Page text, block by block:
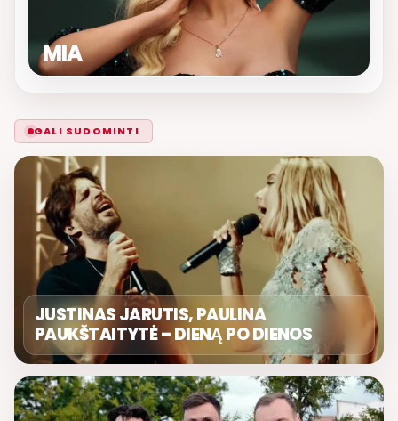
MIA
GALI SUDOMINTI
JUSTINAS JARUTIS, PAULINA
PAUKŠTAITYTĖ – DIENĄ PO DIENOS